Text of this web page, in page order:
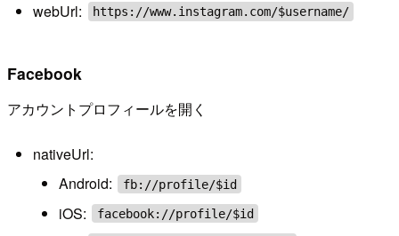
webUrl: https://www.instagram.com/$username/
Facebook
アカウントプロフィールを開く
nativeUrl:
Android:
fb://profile/$id
iOS: facebook://profile/$id